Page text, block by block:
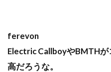
ferevon
Electric CallboyやBMTH
高だろうな。